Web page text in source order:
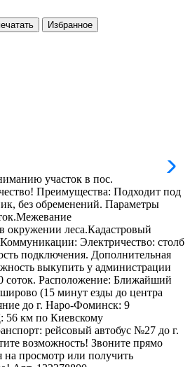
Избранное
участок в пос.
Преимущества: Подходит под
без обременений. Параметры
окружении леса.Кадастровый
Электричество: столб
подключения. Дополнительная
выкупить у администрации
соток. Расположение: Ближайший
(15 минут езды до центра
до г. Наро-Фоминск: 9
56 км по Киевскому
рейсовый автобус №27 до г.
возможность! Звоните прямо
на просмотр или получить